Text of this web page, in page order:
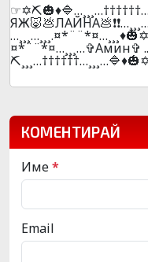
¤*¨¨*¤…¸¸¸…✞Амин✞
КОМЕНТИРАЙ
Име*
Email